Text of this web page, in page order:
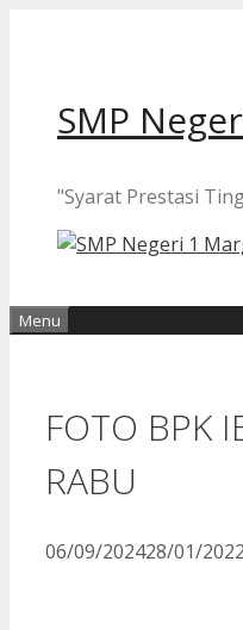
SMP
"Syarat Prestasi
Menu
FOTO BPK
RABU
06/09/202428/01/2022